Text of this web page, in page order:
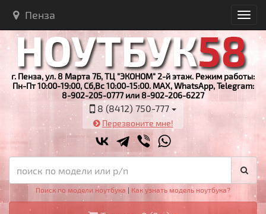
Пенза
г. Пенза, ул. 8 Марта 7Б, ТЦ "ЭКОНОМ" 2-й этаж. Режим работы:
Пн-Пт 10:00-19:00, Сб,Вс 10:00-15:00. MAX, WhatsApp, Telegram:
8-902-205-0777 или 8-902-206-6227
8 (8412) 750-777
Перезвоните мне!
Поиск по модели ноутбука | Как узнать модель ноутбука?